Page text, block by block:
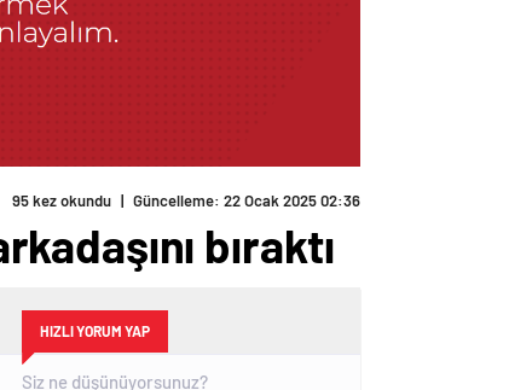
95 kez okundu | Güncelleme: 22 Ocak 2025 02:36
bıraktı
HIZLI YORUM YAP